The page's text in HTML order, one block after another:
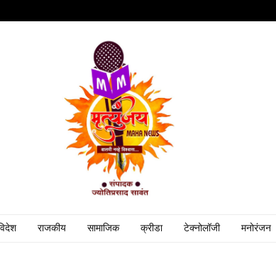
राजकीय सामाजिक क्रीडा टेक्नोलॉजी मनोरंजन